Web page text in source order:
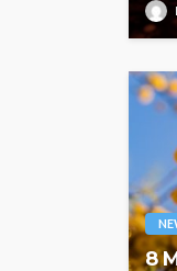
8